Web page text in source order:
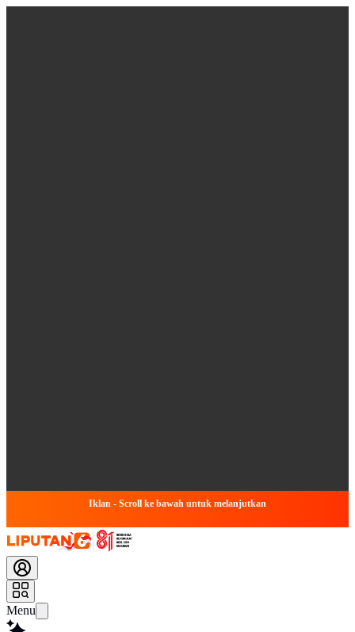
Iklan - Scroll ke bawah untuk melanjutkan
Menu